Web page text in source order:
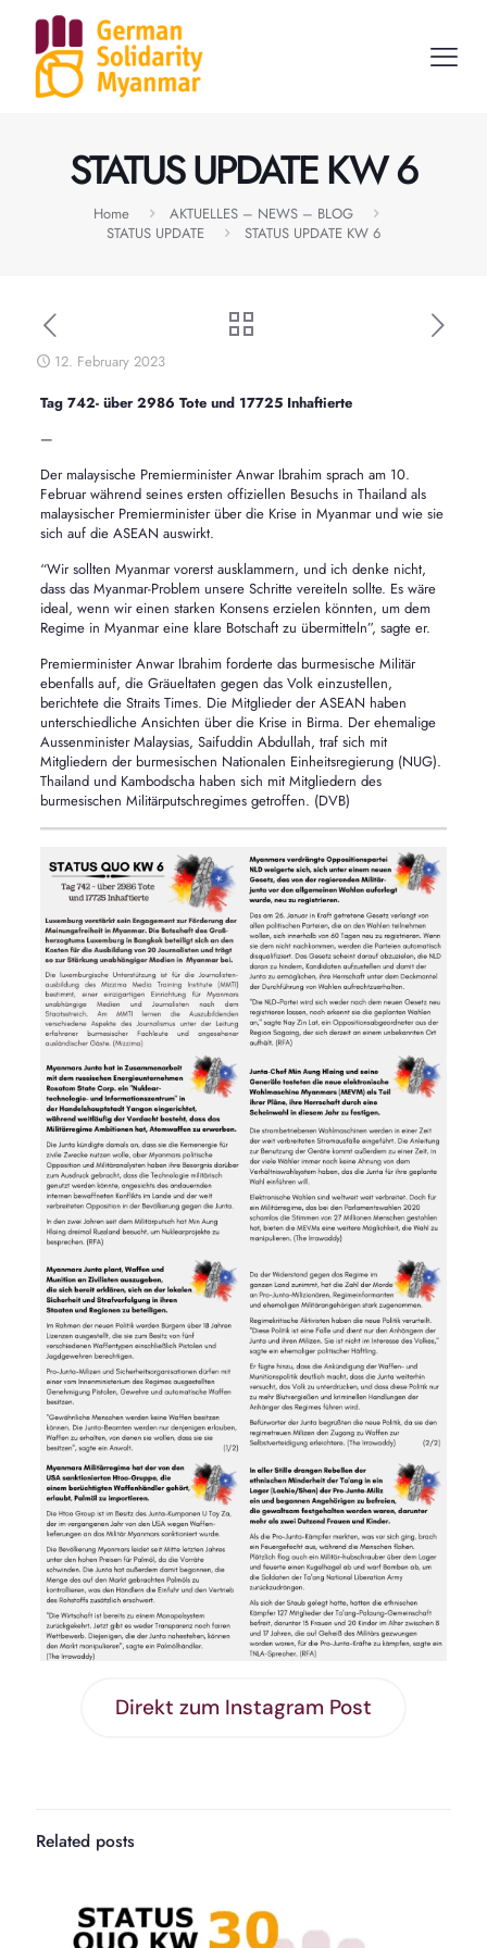
STATUS UPDATE KW 6
Home
AKTUELLES – NEWS – BLOG
STATUS UPDATE
STATUS UPDATE KW 6
12. February 2023
Tag 742- über 2986 Tote und 17725 Inhaftierte
—
Der malaysische Premierminister Anwar Ibrahim sprach am 10.
Februar während seines ersten offiziellen Besuchs in Thailand als
malaysischer Premierminister über die Krise in Myanmar und wie sie
sich auf die ASEAN auswirkt.
“Wir sollten Myanmar vorerst ausklammern, und ich denke nicht,
dass das Myanmar-Problem unsere Schritte vereiteln sollte. Es wäre
ideal, wenn wir einen starken Konsens erzielen könnten, um dem
Regime in Myanmar eine klare Botschaft zu übermitteln”, sagte er.
Premierminister Anwar Ibrahim forderte das burmesische Militär
ebenfalls auf, die Gräueltaten gegen das Volk einzustellen,
berichtete die Straits Times. Die Mitglieder der ASEAN haben
unterschiedliche Ansichten über die Krise in Birma. Der ehemalige
Aussenminister Malaysias, Saifuddin Abdullah, traf sich mit
Mitgliedern der burmesischen Nationalen Einheitsregierung (NUG).
Thailand und Kambodscha haben sich mit Mitgliedern des
burmesischen Militärputschregimes getroffen. (DVB)
Direkt zum Instagram Post
Related posts